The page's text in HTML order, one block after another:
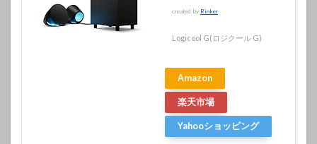
created by Rinker
Logicool G(ロジクール G)
Amazon
楽天市場
Yahooショッピング